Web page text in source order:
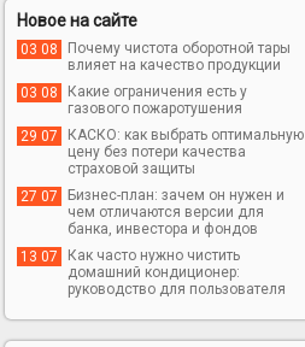
Новое на сайте
03 08
Почему чистота оборотной тары
влияет на качество продукции
03 08
Какие ограничения есть у
газового пожаротушения
29 07
КАСКО: как выбрать оптимальную
цену без потери качества
страховой защиты
27 07
Бизнес-план: зачем он нужен и
чем отличаются версии для
банка, инвестора и фондов
13 07
Как часто нужно чистить
домашний кондиционер:
руководство для пользователя